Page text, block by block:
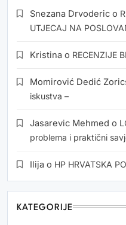
Snezana Drvoderic o
UTJECAJ NA
Kristina o RECENZIJE
Momirović Dedić
iskustva –
Jasarevic Mehmed o
problema i praktični
Ilija o HP HRVATSKA
KATEGORIJE